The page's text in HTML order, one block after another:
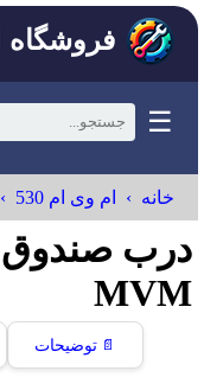
فروشگاه
☰
خانه ام وی ام 530
MVM
📄 توضیحات